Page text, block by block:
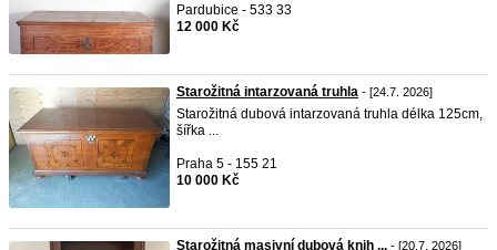
Pardubice - 533 33
12 000 Kč
Starožitná intarzovaná truhla - [24.7. 2026]
Starožitná dubová intarzovaná truhla délka 125cm,
šířka ...
Praha 5 - 155 21
10 000 Kč
Starožitná masivní dubová knih ... - [20.7. 2026]